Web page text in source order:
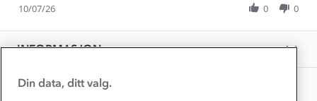
on
Jul
2026
genser
Rita
E.
Jul
2026
10/07/26 0 0
INFORMASJON
Bedrift, barnehage og SFO
Presse
OM OSS
Personvern
Samarbeide med oss?
Store størrelser
Turmat oppskrifter
Få turinspirasjon og tips her⛰
Overnatte utendørs⛺
Leirskole 🥾
Din data, ditt valg.